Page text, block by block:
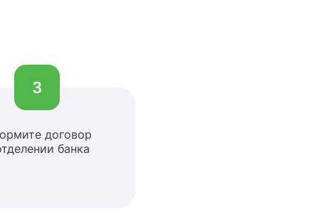
3
договор
банка